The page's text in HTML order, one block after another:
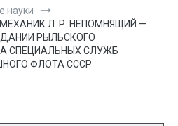
науки
Л. Р. НЕПОМНЯЩИЙ —
РЫЛЬСКОГО
СПЕЦИАЛЬНЫХ СЛУЖБ
ФЛОТА СССР